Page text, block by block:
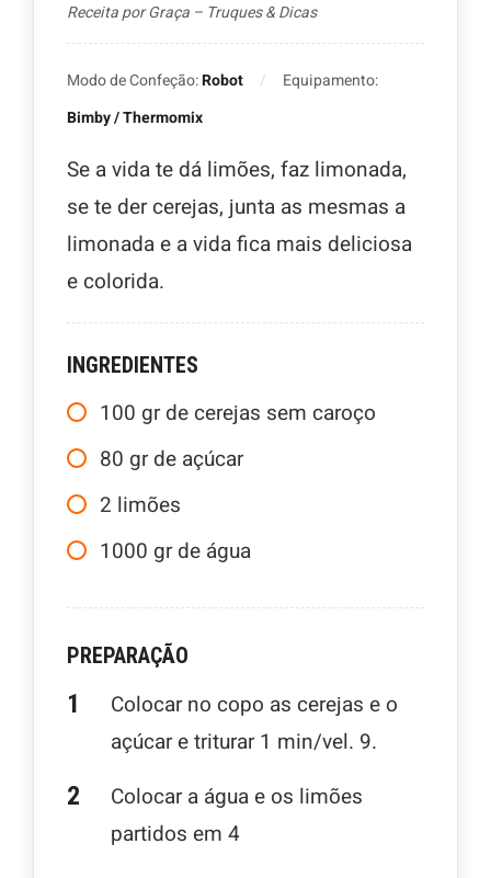
Receita por Graça – Truques & Dicas
Modo de Confeção:Robot
Equipamento:
Bimby / Thermomix
Se a vida te dá limões, faz limonada,
se te der cerejas, junta as mesmas a
limonada e a vida fica mais deliciosa
e colorida.
INGREDIENTES
100 gr de cerejas sem caroço
80 gr de açúcar
2 limões
1000 gr de água
PREPARAÇÃO
Colocar no copo as cerejas e o
açúcar e triturar 1 min/vel. 9.
Colocar a água e os limões
partidos em 4